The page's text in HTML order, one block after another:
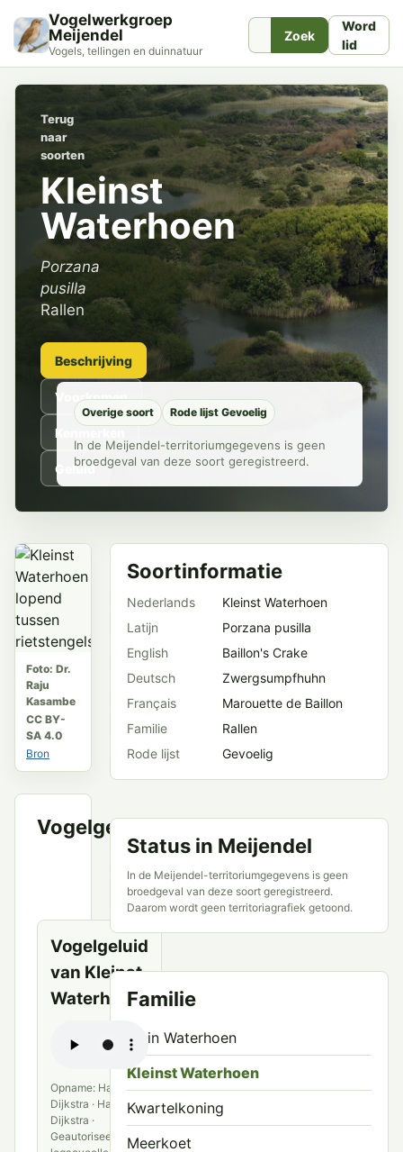
Vogelwerkgroep
Meijendel
Vogels, tellingen en duinnatuur
Zoek
Word
lid
Terug
naar
soorten
Kleinst
Waterhoen
Porzana
pusilla
Rallen
Beschrijving
Voorkomen
Kenmerken
Geluid
Overige soort Rode lijst Gevoelig
In de Meijendel-territoriumgegevens is geen
broedgeval van deze soort geregistreerd.
Foto: Dr.
Raju
Kasambe
CC BY-
SA 4.0
Bron
Vogelgeluid
Meijendel
openbare
bronnen
Vogelgeluid
van Kleinst
Waterhoen
Opname: Hans
Dijkstra · Hans
Dijkstra ·
Geautoriseerde
Soortinformatie
Nederlands
Kleinst Waterhoen
Latijn
Porzana pusilla
English
Baillon's Crake
Deutsch
Zwergsumpfhuhn
Français
Marouette de Baillon
Familie
Rallen
Rode lijst
Gevoelig
Status in Meijendel
In de Meijendel-territoriumgegevens is geen
broedgeval van deze soort geregistreerd.
Daarom wordt geen territoriagrafiek getoond.
Familie
Klein Waterhoen
Kleinst Waterhoen
Kwartelkoning
Meerkoet